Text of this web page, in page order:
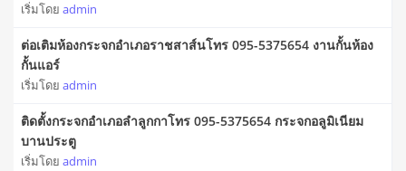
เริ่มโดย admin
ต่อเติมห้องกระจกอำเภอราชสาส์นโทร 095-5375654 งานกั้นห้อง
กั้นแอร์
เริ่มโดย admin
ติดตั้งกระจกอำเภอลำลูกกาโทร 095-5375654 กระจกอลูมิเนียม
บานประตู
เริ่มโดย admin